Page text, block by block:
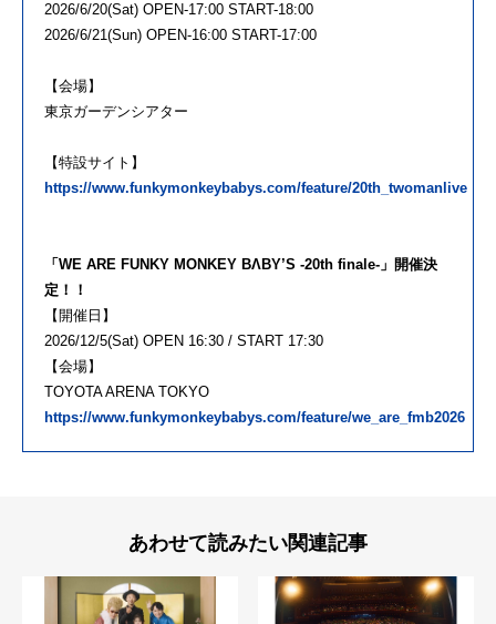
2026/6/20(Sat) OPEN-17:00 START-18:00
2026/6/21(Sun) OPEN-16:00 START-17:00
【会場】
東京ガーデンシアター
【特設サイト】
https://www.funkymonkeybabys.com/feature/20th_twomanlive
「WE ARE FUNKY MONKEY BΛBY’S -20th finale-」開催決
定！！
【開催日】
2026/12/5(Sat) OPEN 16:30 / START 17:30
【会場】
TOYOTA ARENA TOKYO
https://www.funkymonkeybabys.com/feature/we_are_fmb2026
あわせて読みたい関連記事